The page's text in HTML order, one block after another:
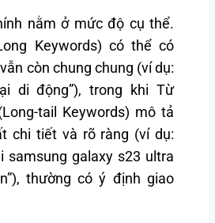
nằm ở mức độ cụ thể.
Keywords) có thể có
còn chung chung (ví dụ:
di động”), trong khi Từ
tail Keywords) mô tả
chi tiết và rõ ràng (ví dụ:
samsung galaxy s23 ultra
thường có ý định giao